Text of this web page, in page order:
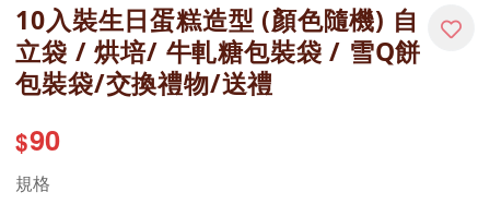
10入裝生日蛋糕造型 (顏色隨機) 自
立袋 / 烘培/ 牛軋糖包裝袋 / 雪Q餅
包裝袋/交換禮物/送禮
$90
規格